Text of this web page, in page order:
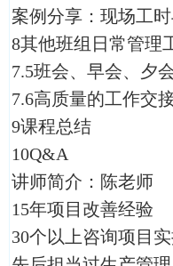
案例分享：现场工
8其他班组日常管理
7.5班会、早会、夕
7.6高质量的工作交
9课程总结
10Q&A
讲师简介：陈老师
15年项目改善经验
30个以上咨询项目